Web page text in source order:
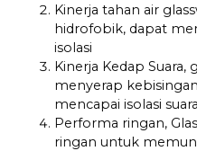
Kinerja tahan air
hidrofobik, dapat
isolasi
Kinerja Kedap
menyerap
mencapai isolasi suara
Performa ringan,
ringan untuk